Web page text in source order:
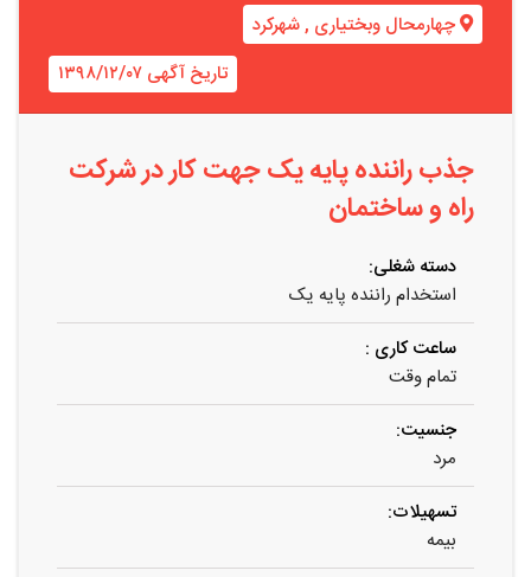
چهارمحال وبختیاری ,شهرکرد
تاریخ آگهی ۱۳۹۸/۱۲/۰۷
جذب راننده پایه یک جهت کار در شرکت
راه و ساختمان
دسته شغلی:
استخدام راننده پایه یک
ساعت کاری :
تمام وقت
جنسیت:
مرد
تسهیلات:
بیمه